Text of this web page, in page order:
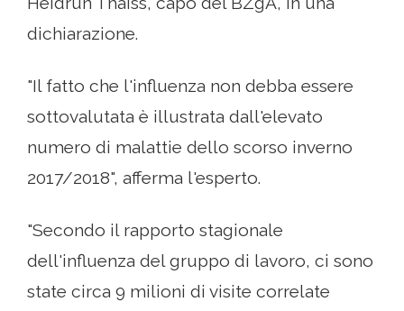
dichiarazione.
"Il fatto che l'influenza non debba essere
sottovalutata è illustrata dall'elevato
numero di malattie dello scorso inverno
2017/2018", afferma l'esperto.
"Secondo il rapporto stagionale
dell'influenza del gruppo di lavoro, ci sono
state circa 9 milioni di visite correlate